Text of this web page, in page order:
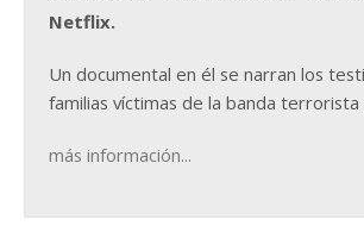
Netflix.
Un documental en él se narran los
familias víctimas de la banda terrorista
más información...